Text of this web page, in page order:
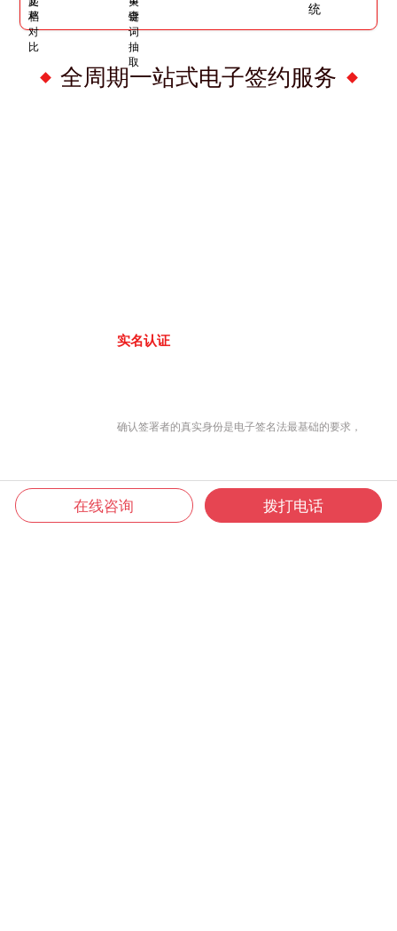
全周期一站式电子签约服务
实名认证
确认签署者的真实身份是电子签名法最基础的要求，
在线咨询 拨打电话